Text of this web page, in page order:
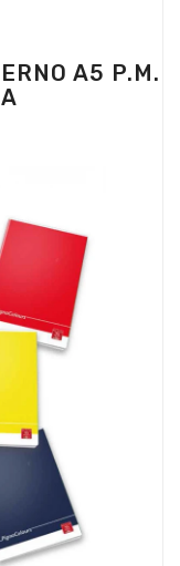
A5 P.M.